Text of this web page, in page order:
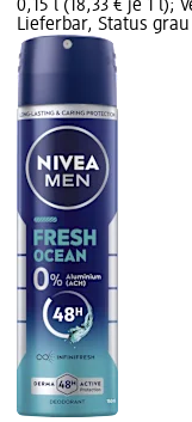
0,15 l (18,33 € je 1 l);
Lieferbar, Status